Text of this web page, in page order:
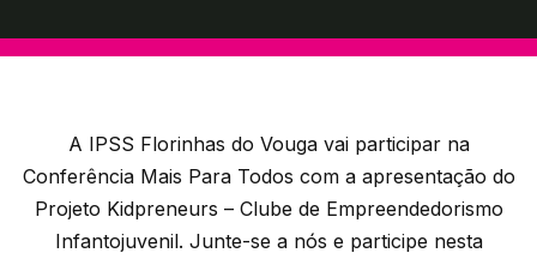
A IPSS Florinhas do Vouga vai participar na
Conferência Mais Para Todos com a apresentação do
Projeto Kidpreneurs – Clube de Empreendedorismo
Infantojuvenil. Junte-se a nós e participe nesta